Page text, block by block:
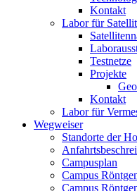
Kontakt
Labor für
Testnetze
Projekte
Kontakt
Labor für
Wegweiser
Standorte der
Campusplan
Campus
Campus